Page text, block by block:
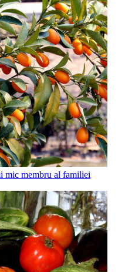
mic membru al familiei